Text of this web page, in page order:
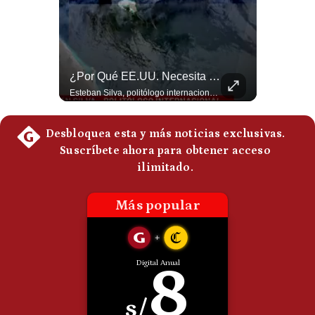
¿Por Qué EE.UU. Necesita Desesperadamente Al Golfo? | Gestión Mundo